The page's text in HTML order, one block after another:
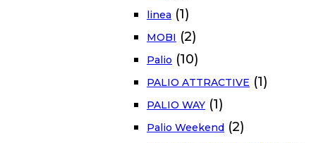
linea (1)
MOBI (2)
Palio (10)
PALIO ATTRACTIVE (1)
PALIO WAY (1)
Palio Weekend (2)